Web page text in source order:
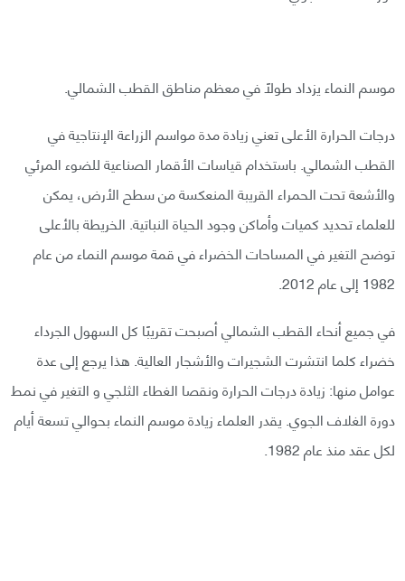
موسم النماء يزداد طولًا في معظم مناطق القطب الشمالي.
درجات الحرارة الأعلى تعني زيادة مدة مواسم الزراعة الإنتاجية في
القطب الشمالي. باستخدام قياسات الأقمار الصناعية للضوء المرئي
والأشعة تحت الحمراء القريبة المنعكسة من سطح الأرض، يمكن
للعلماء تحديد كميات وأماكن وجود الحياة النباتية. الخريطة بالأعلى
توضح التغير في المساحات الخضراء في قمة موسم النماء من عام
1982 إلى عام 2012.
في جميع أنحاء القطب الشمالي أصبحت تقريبًا كل السهول الجرداء
خضراء كلما انتشرت الشجيرات والأشجار العالية. هذا يرجع إلى عدة
عوامل منها: زيادة درجات الحرارة ونقصا الغطاء الثلجي و التغير في نمط
دورة الغلاف الجوي. يقدر العلماء زيادة موسم النماء بحوالي تسعة أيام
لكل عقد منذ عام 1982.